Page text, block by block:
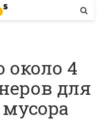
около 4
для